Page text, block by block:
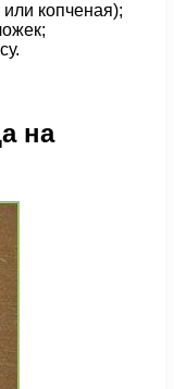
копченая);
на